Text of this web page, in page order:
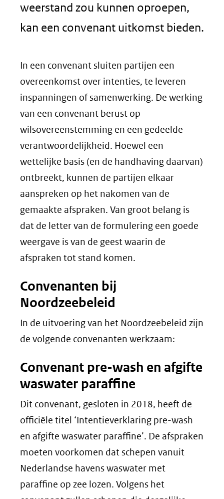
weerstand zou kunnen oproepen,
kan een convenant uitkomst bieden.
In een convenant sluiten partijen een
overeenkomst over intenties, te leveren
inspanningen of samenwerking. De werking
van een convenant berust op
wilsovereenstemming en een gedeelde
verantwoordelijkheid. Hoewel een
wettelijke basis (en de handhaving daarvan)
ontbreekt, kunnen de partijen elkaar
aanspreken op het nakomen van de
gemaakte afspraken. Van groot belang is
dat de letter van de formulering een goede
weergave is van de geest waarin de
afspraken tot stand komen.
Convenanten bij
Noordzeebeleid
In de uitvoering van het Noordzeebeleid zijn
de volgende convenanten werkzaam:
Convenant pre-wash en afgifte
waswater paraffine
Dit convenant, gesloten in 2018, heeft de
officiële titel ‘Intentieverklaring pre-wash
en afgifte waswater paraffine’. De afspraken
moeten voorkomen dat schepen vanuit
Nederlandse havens waswater met
paraffine op zee lozen. Volgens het